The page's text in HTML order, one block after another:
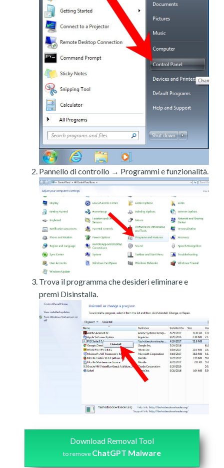
Pannello di controllo → Programmi e funzionalità.
Trova il programma che desideri eliminare e
premi Disinstalla.
Download Removal Tool
to remove ChatGPT Malware